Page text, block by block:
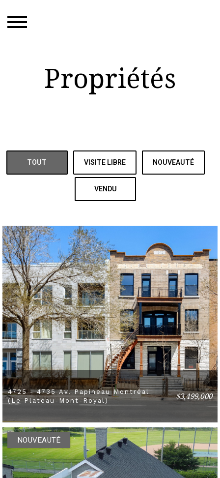
Propriétés
TOUT VISITE LIBRE NOUVEAUTÉ
VENDU
4725 - 4735 Av. Papineau Montréal
(Le Plateau-Mont-Royal)
$3,499,000
2 BEDS 1 BATHS
NOUVEAUTÉ